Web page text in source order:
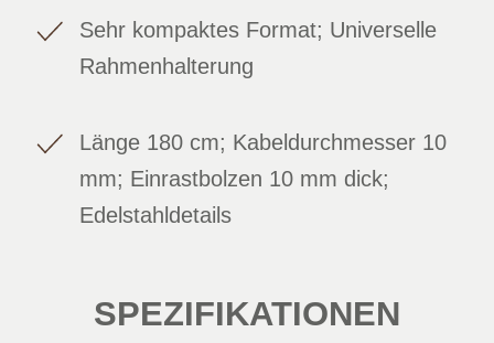
Sehr kompaktes Format; Universelle
Rahmenhalterung
Länge 180 cm; Kabeldurchmesser 10
mm; Einrastbolzen 10 mm dick;
Edelstahldetails
SPEZIFIKATIONEN